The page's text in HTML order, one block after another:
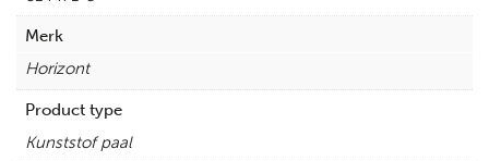
Merk
Horizont
Product type
Kunststof paal